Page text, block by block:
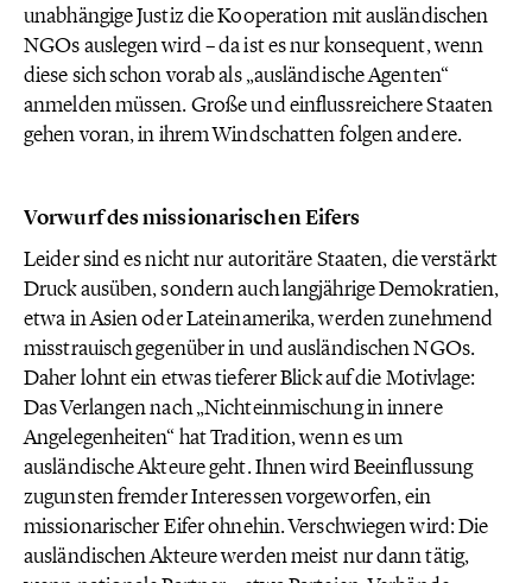
unabhängige Justiz die Kooperation mit ausländischen
NGOs auslegen wird – da ist es nur konsequent, wenn
diese sich schon vorab als „ausländische Agenten“
anmelden müssen. Große und einflussreichere Staaten
gehen voran, in ihrem Windschatten folgen andere.
Vorwurf des missionarischen Eifers
Leider sind es nicht nur autoritäre Staaten, die verstärkt
Druck ausüben, sondern auch langjährige Demokratien,
etwa in Asien oder Lateinamerika, werden zunehmend
misstrauisch gegenüber in und ausländischen NGOs.
Daher lohnt ein etwas tieferer Blick auf die Motivlage:
Das Verlangen nach „Nichteinmischung in innere
Angelegenheiten“ hat Tradition, wenn es um
ausländische Akteure geht. Ihnen wird Beeinflussung
zugunsten fremder Interessen vorgeworfen, ein
missionarischer Eifer ohnehin. Verschwiegen wird: Die
ausländischen Akteure werden meist nur dann tätig,